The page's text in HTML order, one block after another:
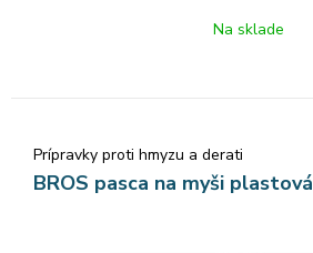
Na sklade
Prípravky proti hmyzu a derati
BROS pasca na myši plastová